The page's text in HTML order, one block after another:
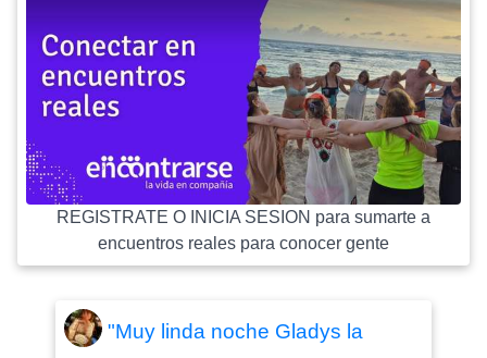
REGISTRATE O INICIA SESION para sumarte a
encuentros reales para conocer gente
"Muy linda noche Gladys la